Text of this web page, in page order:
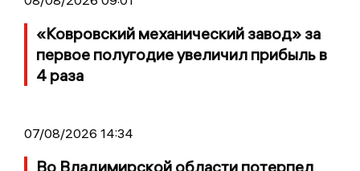
«Ковровский механический завод» за
первое полугодие увеличил прибыль в
4 раза
07/08/2026 14:34
Во Владимирской области потерпел